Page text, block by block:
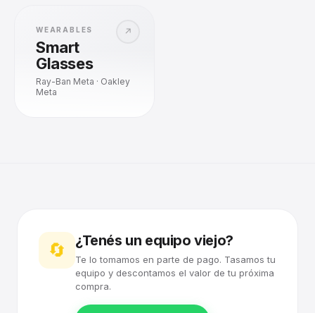
↗
WEARABLES
Smart
Glasses
Ray-Ban Meta · Oakley
Meta
🔄 ¿Tenés un equipo viejo?
Te lo tomamos en parte de pago. Tasamos tu
equipo y descontamos el valor de tu próxima
compra.